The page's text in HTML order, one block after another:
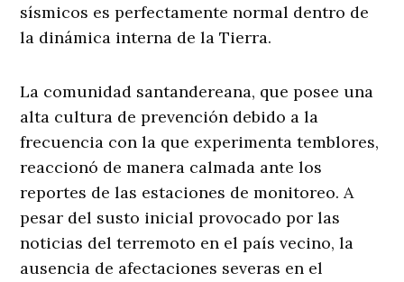
sísmicos es perfectamente normal dentro de
la dinámica interna de la Tierra.
La comunidad santandereana, que posee una
alta cultura de prevención debido a la
frecuencia con la que experimenta temblores,
reaccionó de manera calmada ante los
reportes de las estaciones de monitoreo. A
pesar del susto inicial provocado por las
noticias del terremoto en el país vecino, la
ausencia de afectaciones severas en el